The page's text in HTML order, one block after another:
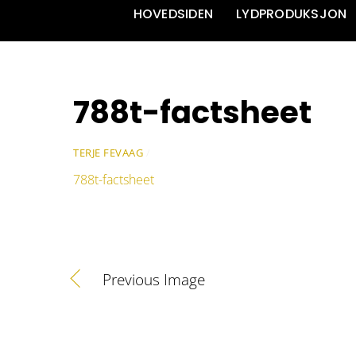
HOVEDSIDEN LYDPRODUKSJON
788t-factsheet
TERJE FEVAAG
788t-factsheet
Previous Image